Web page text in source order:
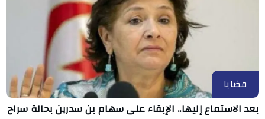
قضايا
بعد الاستماع إليها.. الإبقاء على سهام بن سدرين بحالة سراح